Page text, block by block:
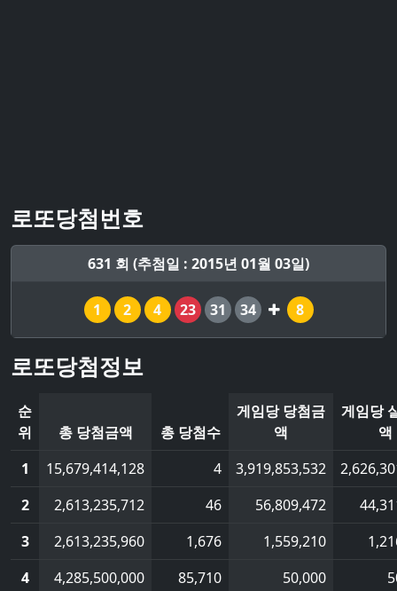
로또당첨번호
631 회 (추첨일 : 2015년 01월 03일)
1 2 4 23 31 34 8
로또당첨정보
순
위
총 당첨금액 총 당첨수
게임당 당첨금
액
게임당
액
1
15,679,414,128 4 3,919,853,532
2
2,613,235,712 46 56,809,472
3
2,613,235,960 1,676 1,559,210
4
4,285,500,000 85,710 50,000